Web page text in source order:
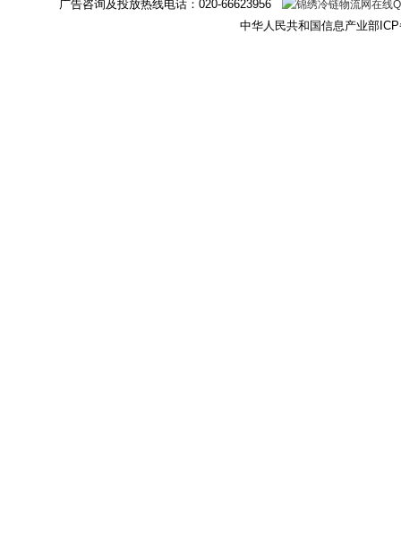
广告咨询及投放热线电话： 020-66623956
中华人民共和国信息产业部